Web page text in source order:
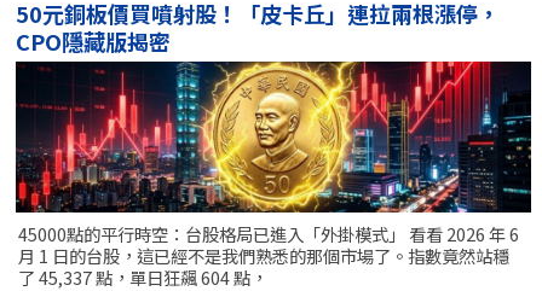
50元銅板價買噴射股！「皮卡丘」連拉兩根漲停，
CPO隱藏版揭密
45000點的平行時空：台股格局已進入「外掛模式」 看看 2026 年 6
月 1 日的台股，這已經不是我們熟悉的那個市場了。指數竟然站穩
了 45,337 點，單日狂飆 604 點，